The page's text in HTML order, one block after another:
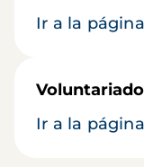
Ir a la
Voluntariado
Ir a la